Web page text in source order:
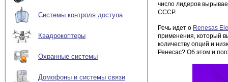
Системы контроля доступа
Квадрокоптеры
Охранные системы
Домофоны и системы связи
число лидеров
СССР.
Речь идет о Renesas
применения, который
количеству опций и
Ренесас? Об этом и